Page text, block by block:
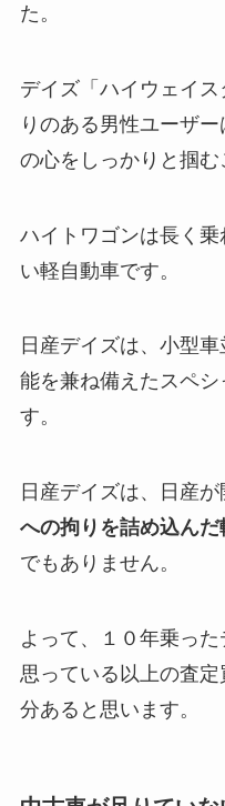
た。
デイズ「ハイウェイ
りのある男性ユーザ
の心をしっかりと掴む
ハイトワゴンは長く
い軽自動車です。
日産デイズは、小型
能を兼ね備えたスペ
す。
日産デイズは、日産
への拘りを詰め込ん
でもありません。
よって、１０年乗っ
思っている以上の査
分あると思います。